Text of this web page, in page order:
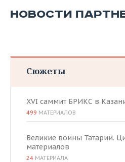
НОВОСТИ
Сюжеты
XVI саммит БРИКС в
499 МАТЕРИАЛОВ
Великие воины Татарии.
материалов
24 МАТЕРИАЛА